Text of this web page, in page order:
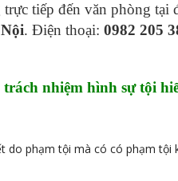
tiếp đến văn phòng tại
. Điện thoại: 0982 205
nhiệm hình sự tội
do phạm tội mà có có phạm tội